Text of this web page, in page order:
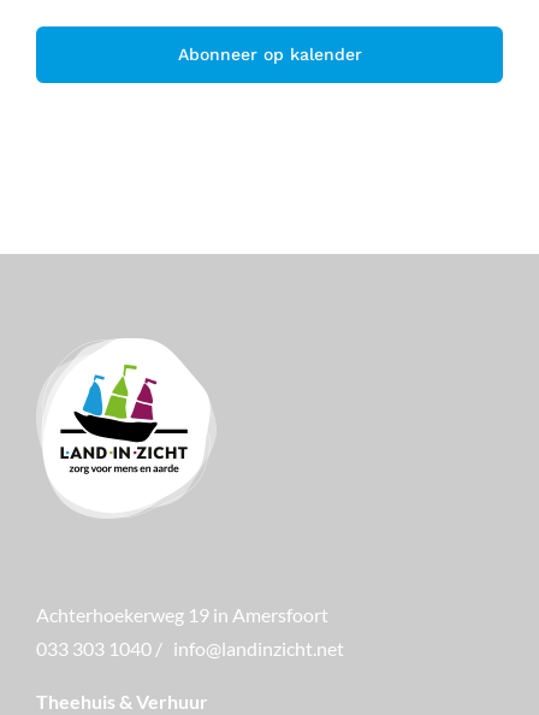
Abonneer op kalender
Achterhoekerweg 19 in Amersfoort
033 303 1040 / info@landinzicht.net
Theehuis & Verhuur